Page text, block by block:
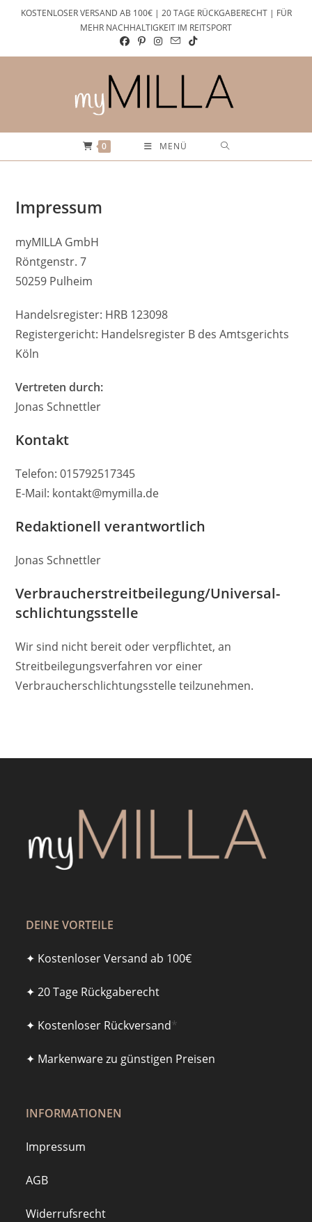
KOSTENLOSER VERSAND AB 100€ | 20 TAGE RÜCKGABERECHT | FÜR
MEHR NACHHALTIGKEIT IM REITSPORT
0 MENÜ
Impressum
myMILLA GmbH
Röntgenstr. 7
50259 Pulheim
Handelsregister: HRB 123098
Registergericht: Handelsregister B des Amtsgerichts
Köln
Vertreten durch:
Jonas Schnettler
Kontakt
Telefon: 015792517345
E-Mail: kontakt@mymilla.de
Redaktionell verantwortlich
Jonas Schnettler
Verbraucher­streit­beilegung/Universal­
schlichtungs­stelle
Wir sind nicht bereit oder verpflichtet, an
Streitbeilegungsverfahren vor einer
Verbraucherschlichtungsstelle teilzunehmen.
DEINE VORTEILE
✦ Kostenloser Versand ab 100€
✦ 20 Tage Rückgaberecht
✦ Kostenloser Rückversand*
✦ Markenware zu günstigen Preisen
INFORMATIONEN
Impressum
AGB
Widerrufsrecht